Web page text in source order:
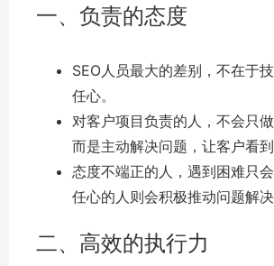
一、负责的态度
SEO人员最大的差别，不在于
任心。
对客户项目负责的人，不会只
而是主动解决问题，让客户看到
态度不端正的人，遇到困难只
任心的人则会积极推动问题解决
二、高效的执行力